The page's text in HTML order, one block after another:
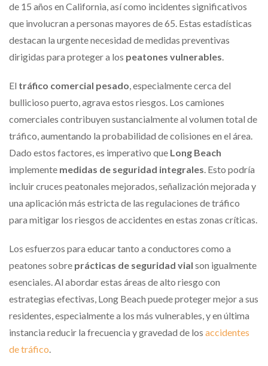
de 15 años en California, así como incidentes significativos
que involucran a personas mayores de 65. Estas estadísticas
destacan la urgente necesidad de medidas preventivas
dirigidas para proteger a los peatones vulnerables.
El tráfico comercial pesado, especialmente cerca del
bullicioso puerto, agrava estos riesgos. Los camiones
comerciales contribuyen sustancialmente al volumen total de
tráfico, aumentando la probabilidad de colisiones en el área.
Dado estos factores, es imperativo que Long Beach
implemente medidas de seguridad integrales. Esto podría
incluir cruces peatonales mejorados, señalización mejorada y
una aplicación más estricta de las regulaciones de tráfico
para mitigar los riesgos de accidentes en estas zonas críticas.
Los esfuerzos para educar tanto a conductores como a
peatones sobre prácticas de seguridad vial son igualmente
esenciales. Al abordar estas áreas de alto riesgo con
estrategias efectivas, Long Beach puede proteger mejor a sus
residentes, especialmente a los más vulnerables, y en última
instancia reducir la frecuencia y gravedad de los accidentes
de tráfico.